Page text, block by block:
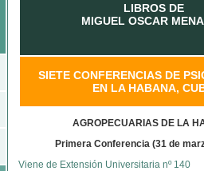
LIBROS DE
MIGUEL OSCAR
SIETE CONFERENCIAS DE
EN LA HABANA,
AGROPECUARIAS DE LA
Primera Conferencia (31 de
Viene de Extensión Universitaria nº 140